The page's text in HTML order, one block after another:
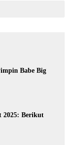
Babe Big
2025: Berikut